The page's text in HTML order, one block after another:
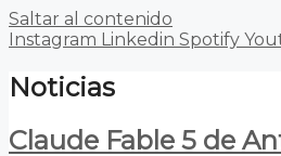
Saltar al contenido
Instagram Linkedin Spotify
Noticias
Claude Fable 5 de